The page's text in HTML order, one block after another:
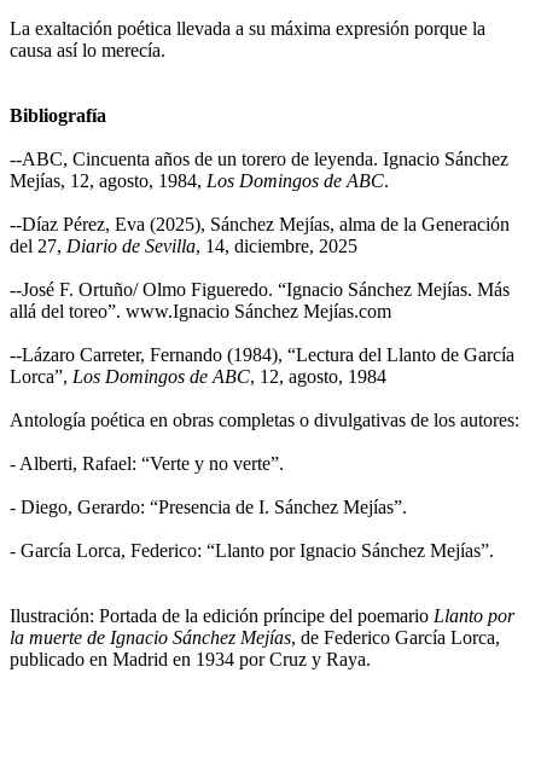
La exaltación poética llevada a su máxima expresión porque la
causa así lo merecía.
Bibliografía
--ABC, Cincuenta años de un torero de leyenda. Ignacio Sánchez
Mejías, 12, agosto, 1984, Los Domingos de ABC.
--Díaz Pérez, Eva (2025), Sánchez Mejías, alma de la Generación
del 27, Diario de Sevilla, 14, diciembre, 2025
--José F. Ortuño/ Olmo Figueredo. “Ignacio Sánchez Mejías. Más
allá del toreo”. www.Ignacio Sánchez Mejías.com
--Lázaro Carreter, Fernando (1984), “Lectura del Llanto de García
Lorca”, Los Domingos de ABC, 12, agosto, 1984
Antología poética en obras completas o divulgativas de los autores:
- Alberti, Rafael: “Verte y no verte”.
- Diego, Gerardo: “Presencia de I. Sánchez Mejías”.
- García Lorca, Federico: “Llanto por Ignacio Sánchez Mejías”.
Ilustración: Portada de la edición príncipe del poemario Llanto por
la muerte de Ignacio Sánchez Mejías, de Federico García Lorca,
publicado en Madrid en 1934 por Cruz y Raya.